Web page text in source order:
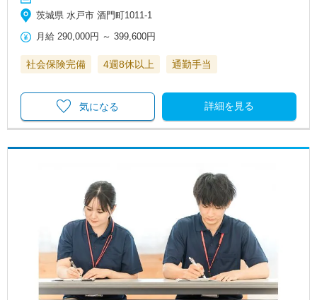
茨城県 水戸市 酒門町1011-1
月給 290,000円 ～399,600円
社会保険完備 4週8休以上 通勤手当
詳細を見る
気になる